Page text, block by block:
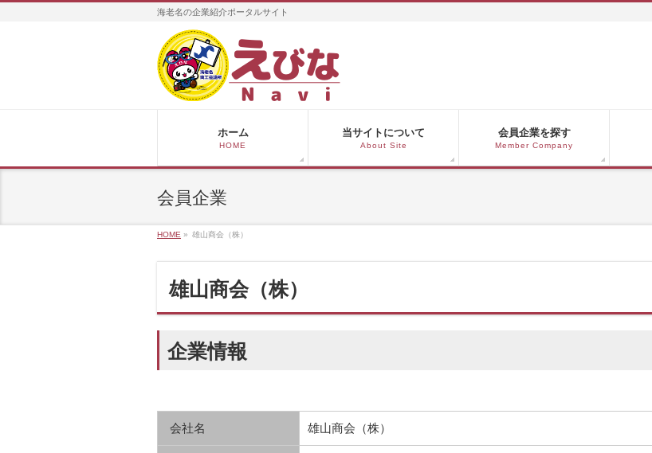
海老名の企業紹介ポータルサイト
ホーム
HOME
当サイトについて
About Site
会員企業を探す
Member Company
会員企業
HOME » 雄山商会（株）
雄山商会（株）
企業情報
会社名 雄山商会（株）